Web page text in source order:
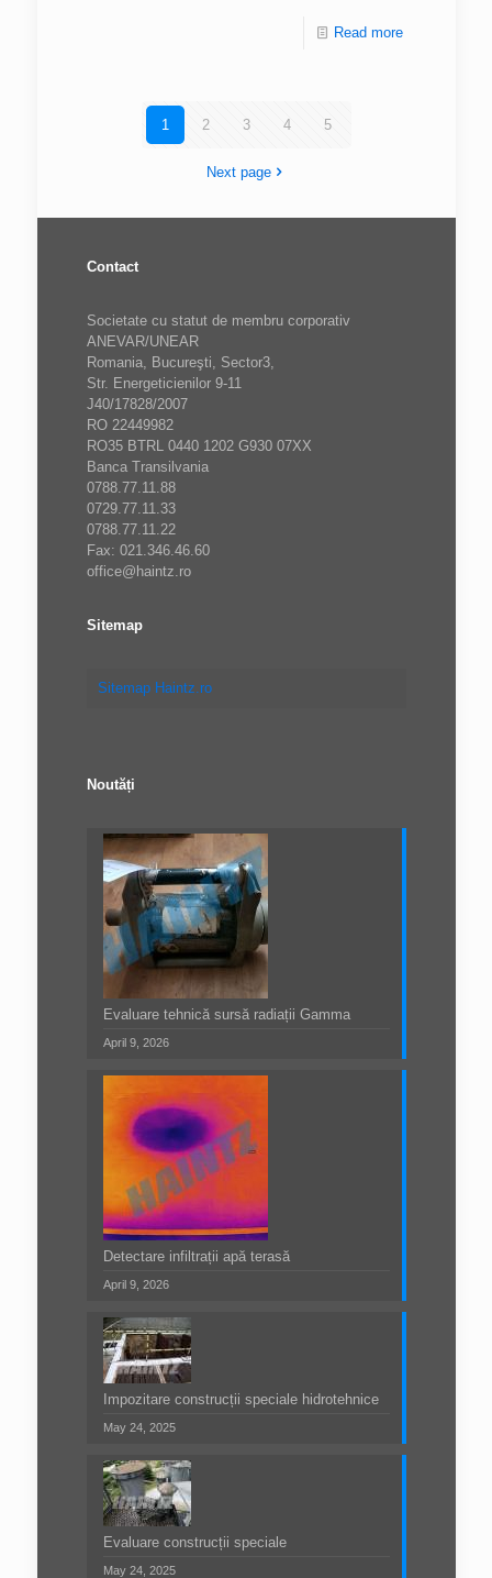
Read more
1 2 3 4 5
Next page
Contact
Societate cu statut de membru corporativ
ANEVAR/UNEAR
Romania, Bucureşti, Sector3,
Str. Energeticienilor 9-11
J40/17828/2007
RO 22449982
RO35 BTRL 0440 1202 G930 07XX
Banca Transilvania
0788.77.11.88
0729.77.11.33
0788.77.11.22
Fax: 021.346.46.60
office@haintz.ro
Sitemap
Sitemap Haintz.ro
Noutăți
Evaluare tehnică sursă radiații Gamma
April 9, 2026
Detectare infiltrații apă terasă
April 9, 2026
Impozitare construcții speciale hidrotehnice
May 24, 2025
Evaluare construcții speciale
May 24, 2025